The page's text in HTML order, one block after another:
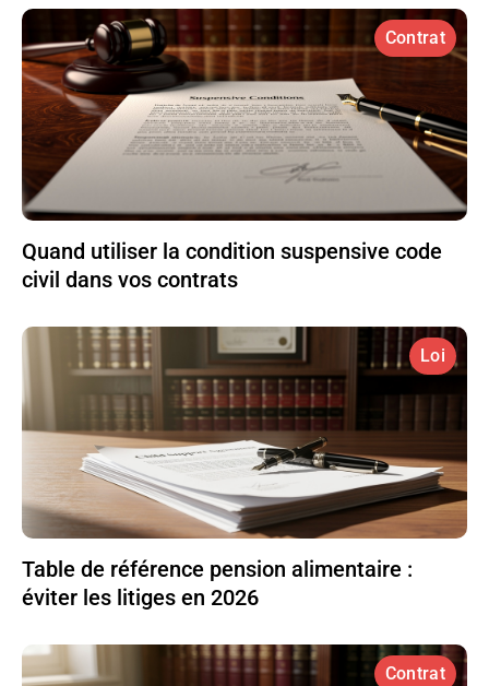
Contrat
Quand utiliser la condition suspensive code
civil dans vos contrats
Loi
Table de référence pension alimentaire :
éviter les litiges en 2026
Contrat